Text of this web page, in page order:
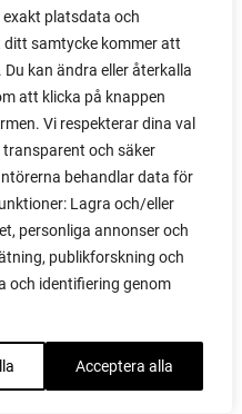
platsdata och
samtycke kommer att
kan ändra eller återkalla
att klicka på knappen
Vi respekterar dina val
och säker
behandlar data för
Lagra och/eller
personliga annonser och
publikforskning och
och identifiering genom
Acceptera alla